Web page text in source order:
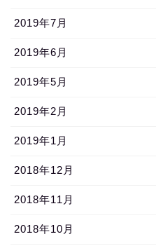
2019年7月
2019年6月
2019年5月
2019年2月
2019年1月
2018年12月
2018年11月
2018年10月